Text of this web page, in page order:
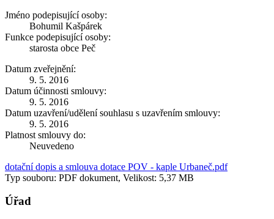
Jméno podepisující osoby:
Bohumil Kašpárek
Funkce podepisující osoby:
starosta obce Peč
Datum zveřejnění:
9. 5. 2016
Datum účinnosti smlouvy:
9. 5. 2016
Datum uzavření/udělení souhlasu s uzavřením smlouvy:
9. 5. 2016
Platnost smlouvy do:
Neuvedeno
dotační dopis a smlouva dotace POV - kaple Urbaneč.pdf
Typ souboru: PDF dokument, Velikost: 5,37 MB
Úřad